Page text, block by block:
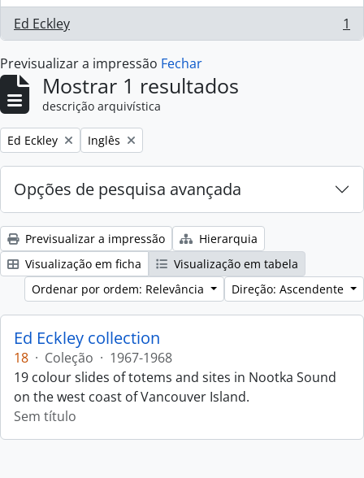
Ed Eckley
, 1 resultados 1
Previsualizar a impressão Fechar
Mostrar 1 resultados
descrição arquivística
Remove filter:
Ed Eckley Remove filter:
Inglês
Opções de pesquisa avançada
Previsualizar a impressão
Hierarquia
Visualização em ficha
Visualização em tabela
Ordenar por ordem: Relevância
Direção: Ascendente
Ed Eckley collection
18 · Coleção · 1967-1968
19 colour slides of totems and sites in Nootka Sound
on the west coast of Vancouver Island.
Sem título